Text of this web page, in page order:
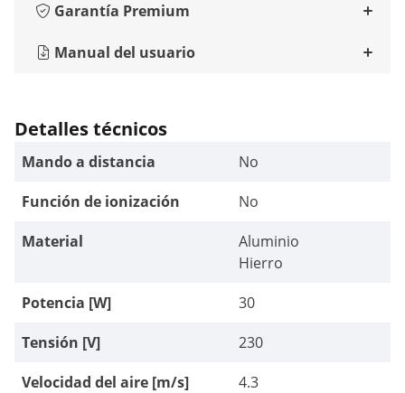
Garantía Premium
Manual del usuario
Detalles técnicos
Mando a distancia
No
Función de ionización
No
Material
Aluminio
Hierro
Potencia [W]
30
Tensión [V]
230
Velocidad del aire [m/s]
4.3